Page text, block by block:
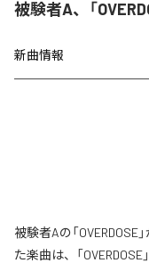
被験者A、「
新曲情報
被験者Aの「
た楽曲は、「